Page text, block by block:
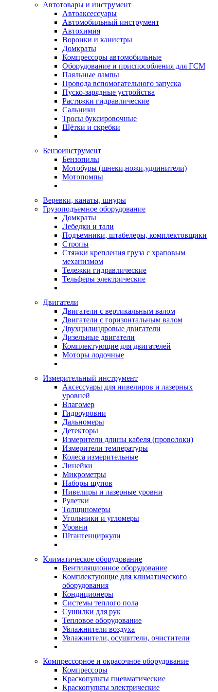
Автотовары и инструмент
Автоаксессуары
Автомобильный инструмент
Автохимия
Воронки и канистры
Домкраты
Компрессоры автомобильные
Оборудование и приспособления для ГСМ
Паяльные лампы
Провода вспомогательного запуска
Пуско-зарядные устройства
Растяжки гидравлические
Сальники
Тросы буксировочные
Щётки и скребки
Бензоинструмент
Бензопилы
Мотобуры (шнеки,ножи,удлинители)
Мотопомпы
Веревки, канаты, шнуры
Грузоподъемное оборудование
Домкраты
Лебедки и тали
Подъемники, штабелеры, комплектовщики
Стропы
Стяжки крепления груза с храповым
механизмом
Тележки гидравлические
Тельферы электрические
Двигатели
Двигатели с вертикальным валом
Двигатели с горизонтальным валом
Двухцилиндровые двигатели
Дизельные двигатели
Комплектующие для двигателей
Моторы лодочные
Измерительный инструмент
Аксессуары для нивелиров и лазерных
уровней
Влагомер
Гидроуровни
Дальномеры
Детекторы
Измерители длины кабеля (проволоки)
Измерители температуры
Колеса измерительные
Линейки
Микрометры
Наборы щупов
Нивелиры и лазерные уровни
Рулетки
Толщиномеры
Угольники и угломеры
Уровни
Штангенциркули
Климатическое оборудование
Вентиляционное оборудование
Комплектующие для климатического
оборудования
Кондиционеры
Системы теплого пола
Сушилки для рук
Тепловое оборудование
Увлажнители воздуха
Увлажнители, осушители, очистители
Компрессорное и окрасочное оборудование
Компрессоры
Краскопульты пневматические
Краскопульты электрические